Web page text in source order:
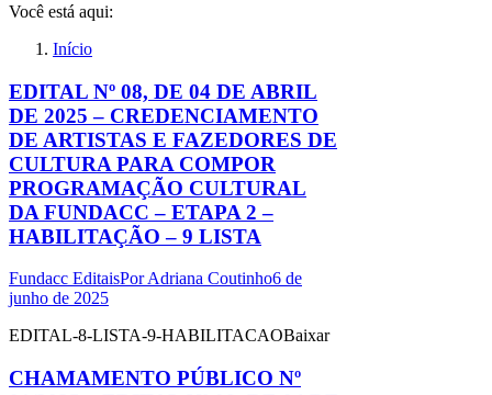
Você está aqui:
Início
EDITAL Nº 08, DE 04 DE ABRIL
DE 2025 – CREDENCIAMENTO
DE ARTISTAS E FAZEDORES DE
CULTURA PARA COMPOR
PROGRAMAÇÃO CULTURAL
DA FUNDACC – ETAPA 2 –
HABILITAÇÃO – 9 LISTA
Fundacc EditaisPorAdriana Coutinho6 de
junho de 2025
EDITAL-8-LISTA-9-HABILITACAOBaixar
CHAMAMENTO PÚBLICO Nº